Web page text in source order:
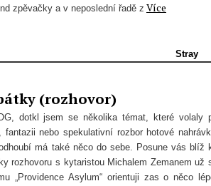
zpěvačky a v neposlední řadě z Více
Stray
(rozhovor)
dotkl jsem se několika témat, které volaly
nebo spekulativní rozbor hotové
má také něco do sebe. Posune vás blíž
rozhovoru s kytaristou Michalem Zemanem už
„Providence Asylum“ orientuji zas o něco